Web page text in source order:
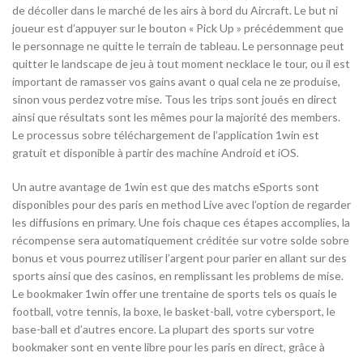
de décoller dans le marché de les airs à bord du Aircraft. Le but ni
joueur est d’appuyer sur le bouton « Pick Up » précédemment que
le personnage ne quitte le terrain de tableau. Le personnage peut
quitter le landscape de jeu à tout moment necklace le tour, ou il est
important de ramasser vos gains avant o qual cela ne ze produise,
sinon vous perdez votre mise. Tous les trips sont joués en direct
ainsi que résultats sont les mêmes pour la majorité des members.
Le processus sobre téléchargement de l’application 1win est
gratuit et disponible à partir des machine Android et iOS.
Un autre avantage de 1win est que des matchs eSports sont
disponibles pour des paris en method Live avec l’option de regarder
les diffusions en primary. Une fois chaque ces étapes accomplies, la
récompense sera automatiquement créditée sur votre solde sobre
bonus et vous pourrez utiliser l’argent pour parier en allant sur des
sports ainsi que des casinos, en remplissant les problems de mise.
Le bookmaker 1win offer une trentaine de sports tels os quais le
football, votre tennis, la boxe, le basket-ball, votre cybersport, le
base-ball et d’autres encore. La plupart des sports sur votre
bookmaker sont en vente libre pour les paris en direct, grâce à